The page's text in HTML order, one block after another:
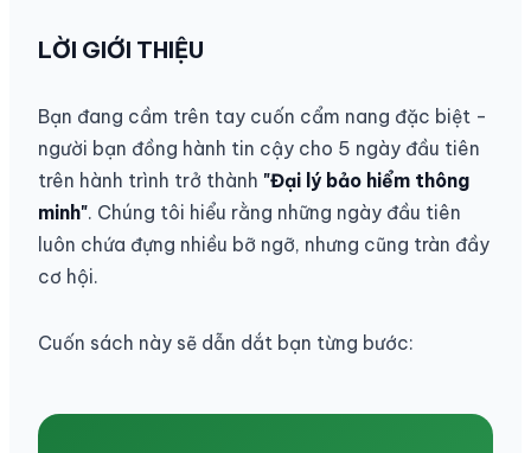
LỜI GIỚI THIỆU
Bạn đang cầm trên tay cuốn cẩm nang đặc biệt -
người bạn đồng hành tin cậy cho 5 ngày đầu tiên
trên hành trình trở thành "Đại lý bảo hiểm thông
minh". Chúng tôi hiểu rằng những ngày đầu tiên
luôn chứa đựng nhiều bỡ ngỡ, nhưng cũng tràn đầy
cơ hội.
Cuốn sách này sẽ dẫn dắt bạn từng bước: